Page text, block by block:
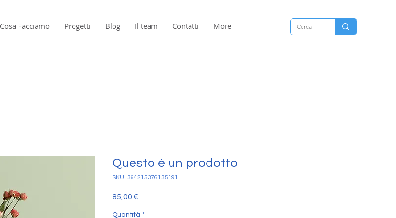
Cosa Facciamo Progetti Blog Il team Contatti More
Questo è un prodotto
SKU: 364215376135191
85,00 €
Quantità *